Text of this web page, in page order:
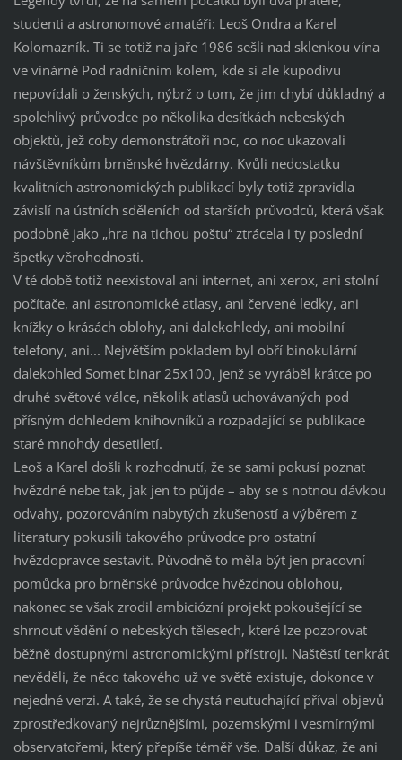
studenti a astronomové amatéři: Leoš Ondra a Karel
Kolomazník. Ti se totiž na jaře 1986 sešli nad sklenkou vína
ve vinárně Pod radničním kolem, kde si ale kupodivu
nepovídali o ženských, nýbrž o tom, že jim chybí důkladný a
spolehlivý průvodce po několika desítkách nebeských
objektů, jež coby demonstrátoři noc, co noc ukazovali
návštěvníkům brněnské hvězdárny. Kvůli nedostatku
kvalitních astronomických publikací byly totiž zpravidla
závislí na ústních sděleních od starších průvodců, která však
podobně jako „hra na tichou poštu“ ztrácela i ty poslední
špetky věrohodnosti.
V té době totiž neexistoval ani internet, ani xerox, ani stolní
počítače, ani astronomické atlasy, ani červené ledky, ani
knížky o krásách oblohy, ani dalekohledy, ani mobilní
telefony, ani... Největším pokladem byl obří binokulární
dalekohled Somet binar 25x100, jenž se vyráběl krátce po
druhé světové válce, několik atlasů uchovávaných pod
přísným dohledem knihovníků a rozpadající se publikace
staré mnohdy desetiletí.
Leoš a Karel došli k rozhodnutí, že se sami pokusí poznat
hvězdné nebe tak, jak jen to půjde – aby se s notnou dávkou
odvahy, pozorováním nabytých zkušeností a výběrem z
literatury pokusili takového průvodce pro ostatní
hvězdopravce sestavit. Původně to měla být jen pracovní
pomůcka pro brněnské průvodce hvězdnou oblohou,
nakonec se však zrodil ambiciózní projekt pokoušející se
shrnout vědění o nebeských tělesech, které lze pozorovat
běžně dostupnými astronomickými přístroji. Naštěstí tenkrát
nevěděli, že něco takového už ve světě existuje, dokonce v
nejedné verzi. A také, že se chystá neutuchající příval objevů
zprostředkovaný nejrůznějšími, pozemskými i vesmírnými
observatořemi, který přepíše téměř vše. Další důkaz, že ani